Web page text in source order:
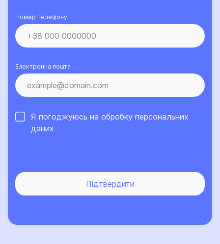
Номер телефону
Електронна пошта
Я погоджуюсь на обробку персональних
даних
Підтвердити